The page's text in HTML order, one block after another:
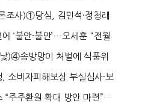
폴...
조사)①당심, 김민석·정청래
대통령 ...
에 ‘불안·불만’…오세훈 "전월
더 ...
)④솜방망이 처벌에 식품위
반복...
, 소비자피해보상 부실심사·보
공시 ...
“주주환원 확대 방안 마련”…